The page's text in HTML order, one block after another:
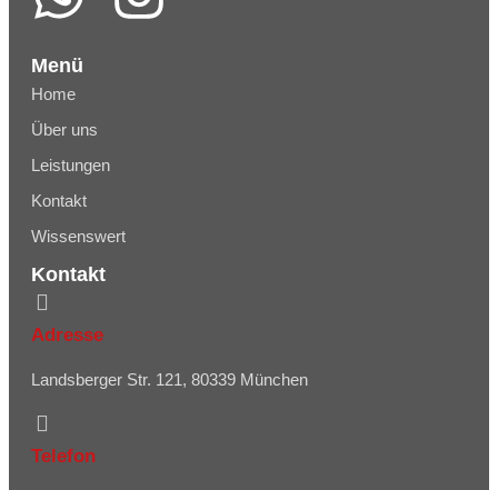
Menü
Home
Über uns
Leistungen
Kontakt
Wissenswert
Kontakt
Adresse
Landsberger Str. 121, 80339 München
Telefon